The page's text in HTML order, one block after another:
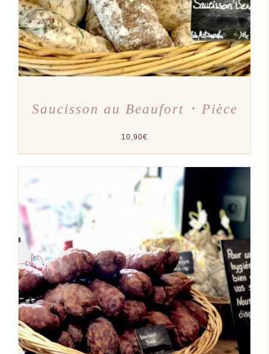
Saucisson au Beaufort ･ Pièce
10,90€
AJOUTER AU PANIER
/
DÉTAILS